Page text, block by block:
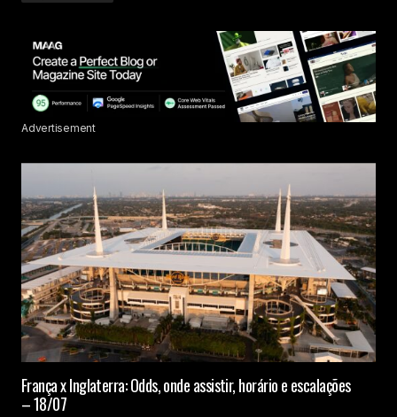
Advertisement
França x Inglaterra: Odds, onde assistir, horário e escalações
– 18/07